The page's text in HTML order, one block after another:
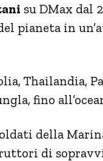
su DMax dal
pianeta in
Thailandia,
fino
della
di